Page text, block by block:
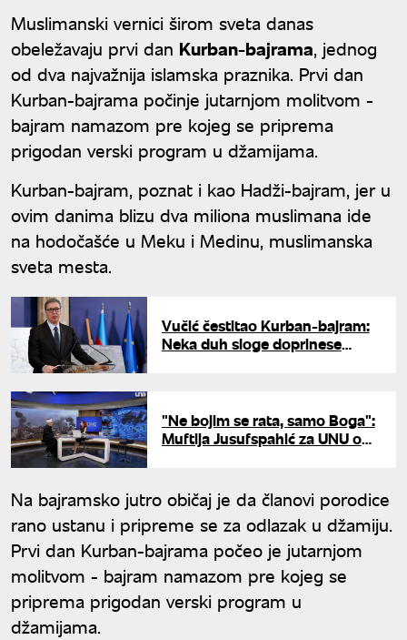
Muslimanski vernici širom sveta danas
obeležavaju prvi dan Kurban-bajrama, jednog
od dva najvažnija islamska praznika. Prvi dan
Kurban-bajrama počinje jutarnjom molitvom -
bajram namazom pre kojeg se priprema
prigodan verski program u džamijama.
Kurban-bajram, poznat i kao Hadži-bajram, jer u
ovim danima blizu dva miliona muslimana ide
na hodočašće u Meku i Medinu, muslimanska
sveta mesta.
Vučić čestitao Kurban-bajram:
Neka duh sloge doprinese
"Ne bojim se rata, samo Boga":
Muftija Jusufspahić za UNU o
Na bajramsko jutro običaj je da članovi porodice
rano ustanu i pripreme se za odlazak u džamiju.
Prvi dan Kurban-bajrama počeo je jutarnjom
molitvom - bajram namazom pre kojeg se
priprema prigodan verski program u
džamijama.